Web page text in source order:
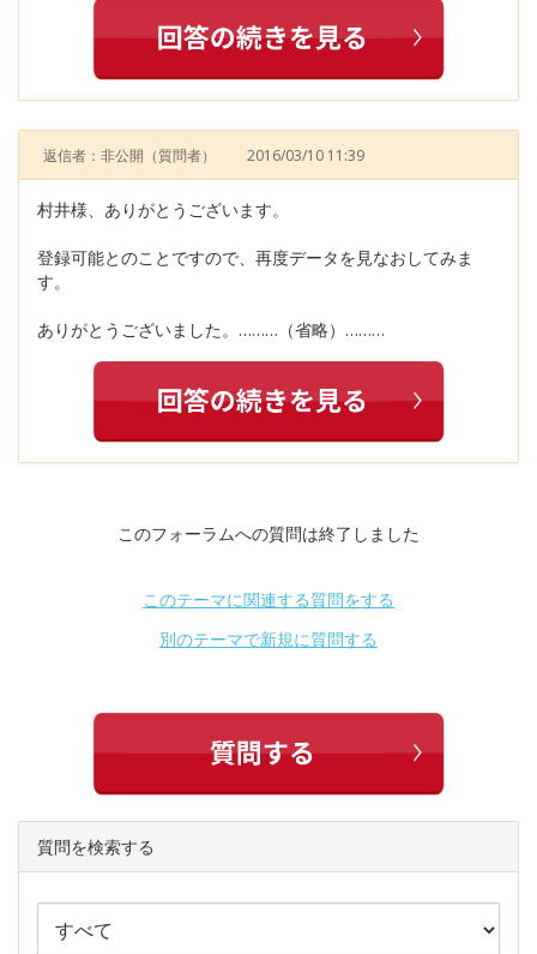
返信者：非公開 （質問者） 2016/03/10 11:39
村井様、ありがとうございます。
登録可能とのことですので、再度データを見なおしてみま
す。
ありがとうございました。………（省略）………
このフォーラムへの質問は終了しました
このテーマに関連する質問をする
別のテーマで新規に質問する
質問を検索する